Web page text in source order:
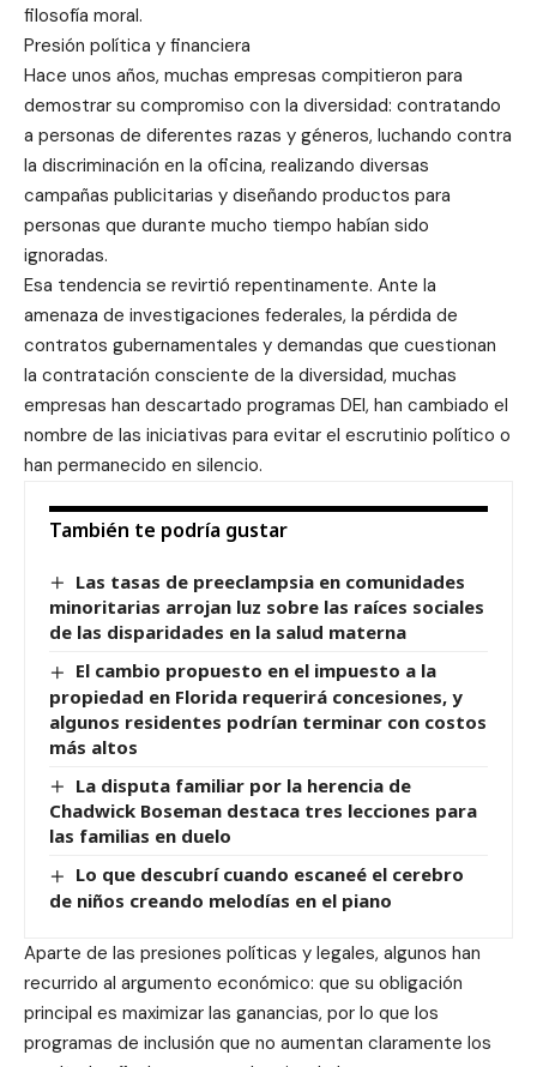
filosofía moral.
Presión política y financiera
Hace unos años, muchas empresas compitieron para
demostrar su compromiso con la diversidad: contratando
a personas de diferentes razas y géneros, luchando contra
la discriminación en la oficina, realizando diversas
campañas publicitarias y diseñando productos para
personas que durante mucho tiempo habían sido
ignoradas.
Esa tendencia se revirtió repentinamente. Ante la
amenaza de investigaciones federales, la pérdida de
contratos gubernamentales y demandas que cuestionan
la contratación consciente de la diversidad, muchas
empresas han descartado programas DEI, han cambiado el
nombre de las iniciativas para evitar el escrutinio político o
han permanecido en silencio.
También te podría gustar
Las tasas de preeclampsia en comunidades
minoritarias arrojan luz sobre las raíces sociales
de las disparidades en la salud materna
El cambio propuesto en el impuesto a la
propiedad en Florida requerirá concesiones, y
algunos residentes podrían terminar con costos
más altos
La disputa familiar por la herencia de
Chadwick Boseman destaca tres lecciones para
las familias en duelo
Lo que descubrí cuando escaneé el cerebro
de niños creando melodías en el piano
Aparte de las presiones políticas y legales, algunos han
recurrido al argumento económico: que su obligación
principal es maximizar las ganancias, por lo que los
programas de inclusión que no aumentan claramente los